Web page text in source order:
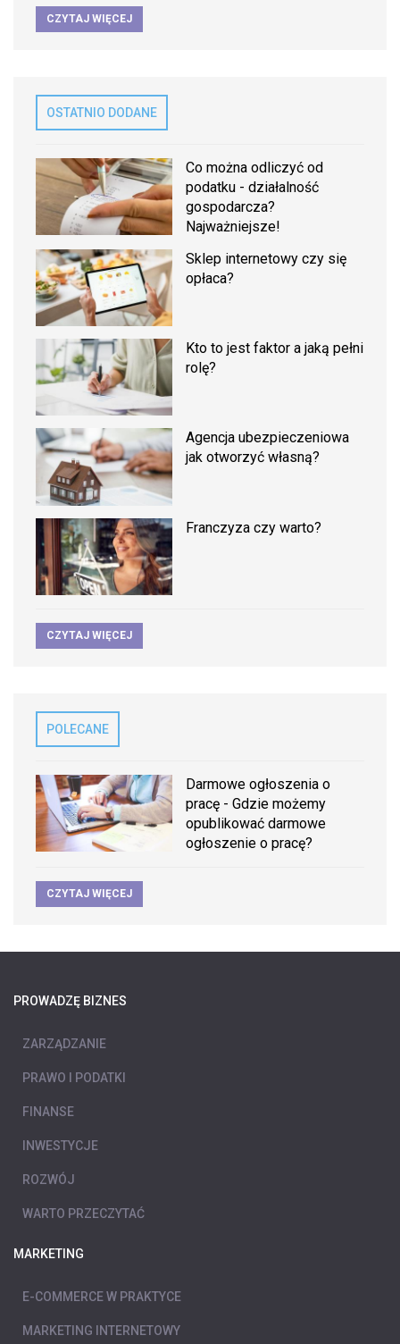
CZYTAJ WIĘCEJ
OSTATNIO DODANE
Co można odliczyć od
podatku - działalność
gospodarcza?
Najważniejsze!
Sklep internetowy czy się
opłaca?
Kto to jest faktor a jaką pełni
rolę?
Agencja ubezpieczeniowa
jak otworzyć własną?
Franczyza czy warto?
CZYTAJ WIĘCEJ
POLECANE
Darmowe ogłoszenia o
pracę - Gdzie możemy
opublikować darmowe
ogłoszenie o pracę?
CZYTAJ WIĘCEJ
PROWADZĘ BIZNES
ZARZĄDZANIE
PRAWO I PODATKI
FINANSE
INWESTYCJE
ROZWÓJ
WARTO PRZECZYTAĆ
MARKETING
E-COMMERCE W PRAKTYCE
MARKETING INTERNETOWY